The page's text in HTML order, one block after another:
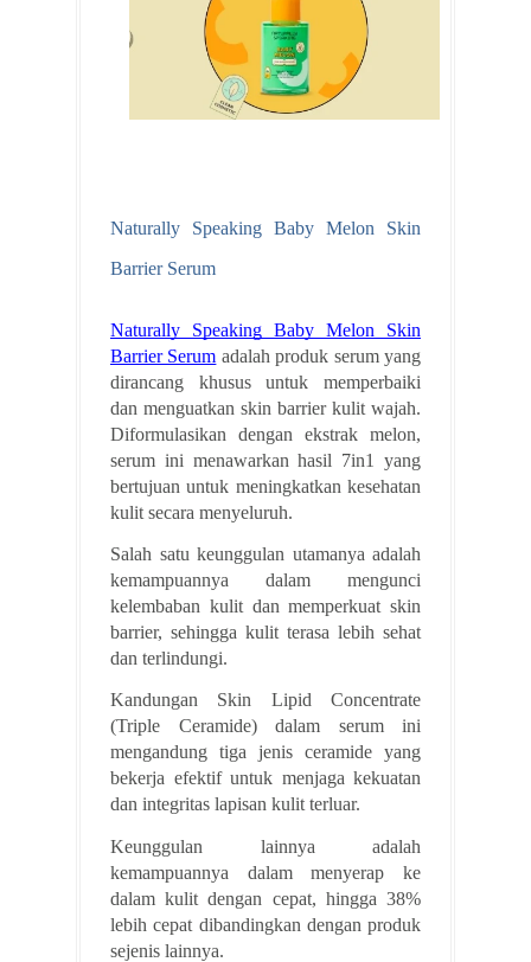
Naturally Speaking Baby Melon Skin
Barrier Serum
Naturally Speaking Baby Melon Skin
Barrier Serum adalah produk serum yang
dirancang khusus untuk memperbaiki
dan menguatkan skin barrier kulit wajah.
Diformulasikan dengan ekstrak melon,
serum ini menawarkan hasil 7in1 yang
bertujuan untuk meningkatkan kesehatan
kulit secara menyeluruh.
Salah satu keunggulan utamanya adalah
kemampuannya dalam mengunci
kelembaban kulit dan memperkuat skin
barrier, sehingga kulit terasa lebih sehat
dan terlindungi.
Kandungan Skin Lipid Concentrate
(Triple Ceramide) dalam serum ini
mengandung tiga jenis ceramide yang
bekerja efektif untuk menjaga kekuatan
dan integritas lapisan kulit terluar.
Keunggulan lainnya adalah
kemampuannya dalam menyerap ke
dalam kulit dengan cepat, hingga 38%
lebih cepat dibandingkan dengan produk
sejenis lainnya.